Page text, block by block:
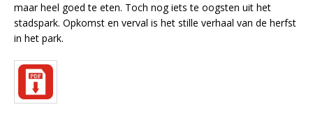
maar heel goed te eten. Toch nog iets te oogsten uit het
stadspark. Opkomst en verval is het stille verhaal van de herfst
in het park.